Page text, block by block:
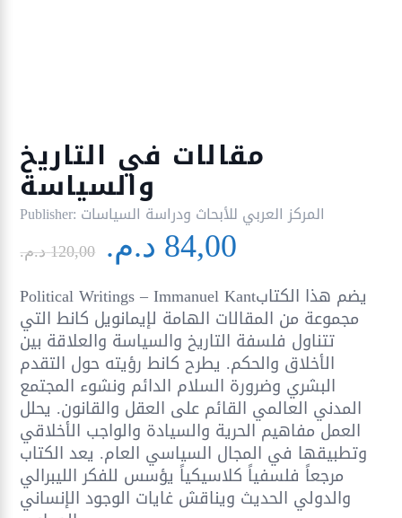
مقالات في التاريخ
والسياسة
Publisher: المركز العربي للأبحاث ودراسة السياسات
120,00 د.م. Le
prix
initial
était : 120,00 د.م..
84,00 د.م. Le
actuel
est :Political Writings – Immanuel Kantيضم هذا الكتاب
مجموعة من المقالات الهامة لإيمانويل كانط التي
تتناول فلسفة التاريخ والسياسة والعلاقة بين
الأخلاق والحكم. يطرح كانط رؤيته حول التقدم
البشري وضرورة السلام الدائم ونشوء المجتمع
المدني العالمي القائم على العقل والقانون. يحلل
العمل مفاهيم الحرية والسيادة والواجب الأخلاقي
وتطبيقها في المجال السياسي العام. يعد الكتاب
مرجعاً فلسفياً كلاسيكياً يؤسس للفكر الليبرالي
والدولي الحديث ويناقش غايات الوجود الإنساني